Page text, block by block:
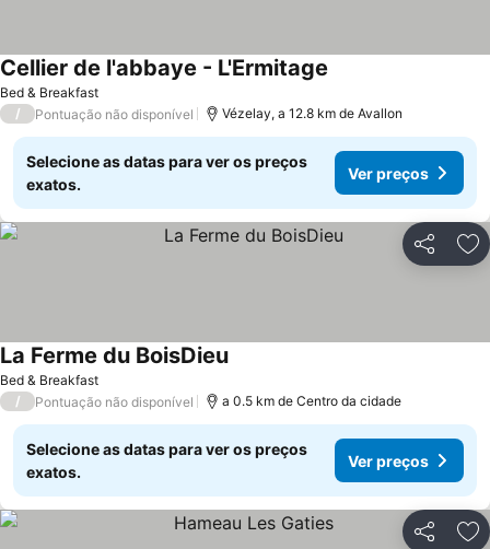
Bed & Breakfast
Cellier de l'abbaye - L'Ermitage
/ Pontuação não disponível Vézelay, a 12.8 km de Avallon
Selecione as datas para ver os preços
exatos.
Ver preços
Partilhar
Bed & Breakfast
La Ferme du BoisDieu
/ Pontuação não disponível a 0.5 km de Centro da cidade
Selecione as datas para ver os preços
exatos.
Ver preços
Partilhar